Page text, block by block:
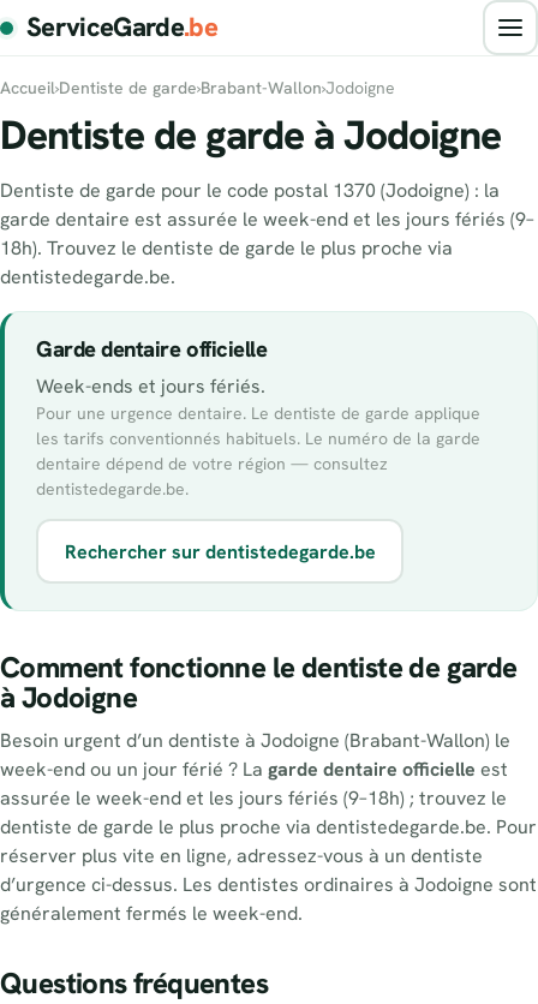
ServiceGarde.be
Accueil›Dentiste de garde›Brabant-Wallon›Jodoigne
Dentiste de garde à Jodoigne
Dentiste de garde pour le code postal 1370 (Jodoigne) : la
garde dentaire est assurée le week-end et les jours fériés (9–
18h). Trouvez le dentiste de garde le plus proche via
dentistedegarde.be.
Garde dentaire officielle
Week-ends et jours fériés.
Pour une urgence dentaire. Le dentiste de garde applique
les tarifs conventionnés habituels. Le numéro de la garde
dentaire dépend de votre région — consultez
dentistedegarde.be.
Rechercher sur dentistedegarde.be
Comment fonctionne le dentiste de garde
à Jodoigne
Besoin urgent d’un dentiste à Jodoigne (Brabant-Wallon) le
week-end ou un jour férié ? La garde dentaire officielle est
assurée le week-end et les jours fériés (9–18h) ; trouvez le
dentiste de garde le plus proche via dentistedegarde.be. Pour
réserver plus vite en ligne, adressez-vous à un dentiste
d’urgence ci-dessus. Les dentistes ordinaires à Jodoigne sont
généralement fermés le week-end.
Questions fréquentes